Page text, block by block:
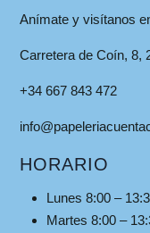
Anímate y visítanos
Carretera de Coín, 8,
+34 667 843 472
HORARIO
Lunes 8:00 –
Martes 8:00 –